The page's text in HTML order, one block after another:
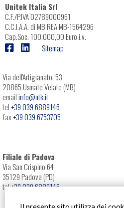
Unitek Italia Srl
C.F./P.IVA 02789000961
C.C.I.A.A. di MB REA MB-1564296
Cap.Soc. 100.000,00 Euro i.v.
Sitemap
Via dell'Artigianato, 53
20865 Usmate Velate (MB)
emailinfo@utk.it
tel+39 039 6889146
fax+39 039 6753705
Filiale di Padova
Via San Crispino 64
35129 Padova (PD)
tel+39 039 6889146